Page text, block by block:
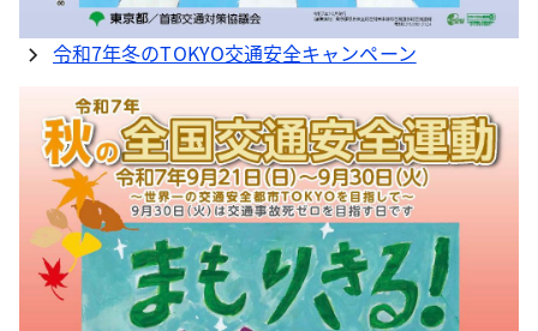
令和7年冬のTOKYO交通安全キャンペーン